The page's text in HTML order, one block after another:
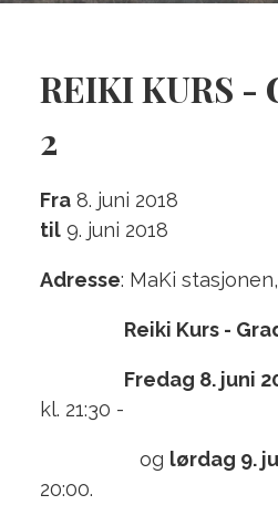
REIKI KURS -
2
Fra8. juni 2018
til9. juni 2018
Adresse: MaKi
Reiki Kurs - Grad
Fredag 8. juni
kl. 21:30 -
og lørdag 9.
20:00.